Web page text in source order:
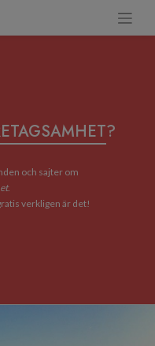
?
och sajter om
.
verkligen är det!